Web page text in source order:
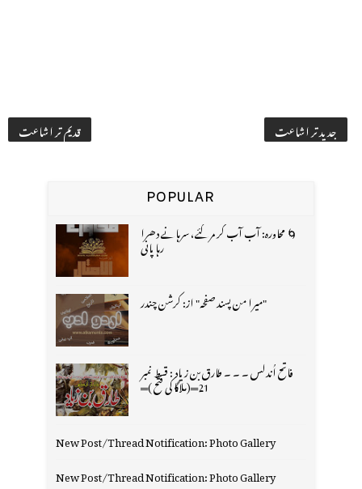
جدید تر اشاعت قدیم تر اشاعت
POPULAR
🌀 محاورہ: آب آب کر مر گئے، سرہانے دھرا
رہا پانی
"میرا من پسند صفحہ" از: کرشن چندر
فاتح اُندلس ۔ ۔ ۔ طارق بن زیاد : قسط نمبر
21═(ملاگا کی فتح )═
New Post/Thread Notification: Photo Gallery
New Post/Thread Notification: Photo Gallery